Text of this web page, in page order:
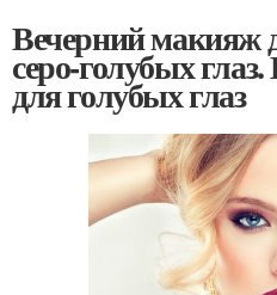
Вечерний макияж
серо-голубых
для голубых глаз